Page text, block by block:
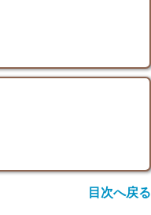
目次へ戻る